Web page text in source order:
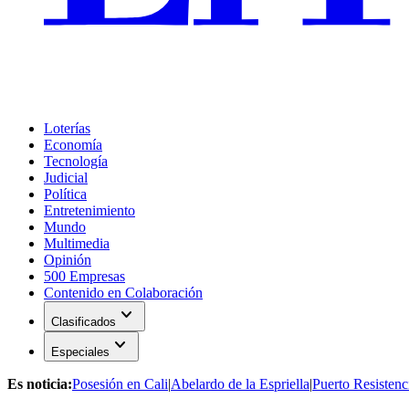
Loterías
Economía
Tecnología
Judicial
Política
Entretenimiento
Mundo
Multimedia
Opinión
500 Empresas
Contenido en Colaboración
Clasificados expand_more
Especiales expand_more
Es noticia:Posesión en Cali|Abelardo de la Espriella|Puerto